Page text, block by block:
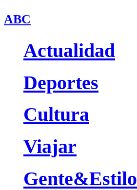
ABC
Actualidad
Deportes
Cultura
Viajar
Gente&Estilo